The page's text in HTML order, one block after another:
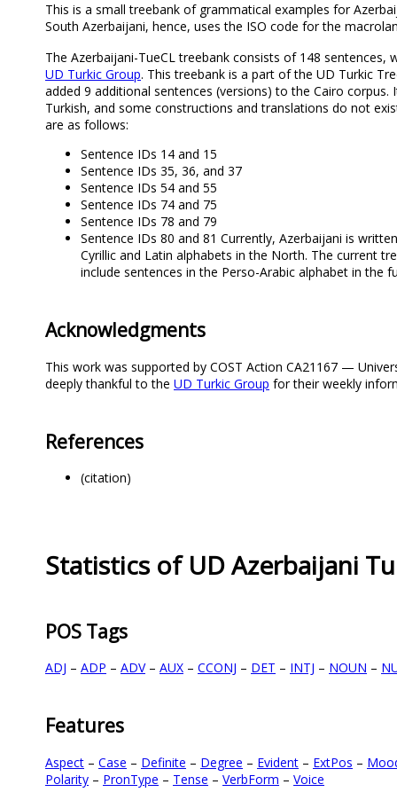
This is a small treebank of grammatical examples for
South Azerbaijani, hence, uses the ISO code for the
The Azerbaijani-TueCL treebank consists of 148
UD Turkic Group. This treebank is a part of the UD Turkic
added 9 additional sentences (versions) to the Cairo
Turkish, and some constructions and translations do not
are as follows:
Sentence IDs 14 and 15
Sentence IDs 35, 36, and 37
Sentence IDs 54 and 55
Sentence IDs 74 and 75
Sentence IDs 78 and 79
Sentence IDs 80 and 81 Currently, Azerbaijani is
Cyrillic and Latin alphabets in the North. The current
include sentences in the Perso-Arabic alphabet in the
Acknowledgments
This work was supported by COST Action CA21167 —
deeply thankful to the UD Turkic Group for their weekly
References
(citation)
Statistics of UD Azerbaijani
POS Tags
ADJ – ADP – ADV– AUX – CCONJ – DET – INTJ – NOUN –
Features
Aspect – Case – Definite – Degree – Evident – ExtPos –
Polarity – PronType – Tense – VerbForm – Voice